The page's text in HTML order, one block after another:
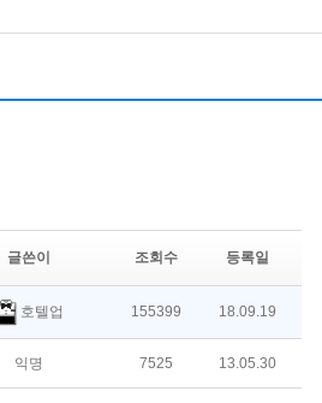
글쓴이 조회수 등록일
호텔업 155399 18.09.19
익명 7525 13.05.30